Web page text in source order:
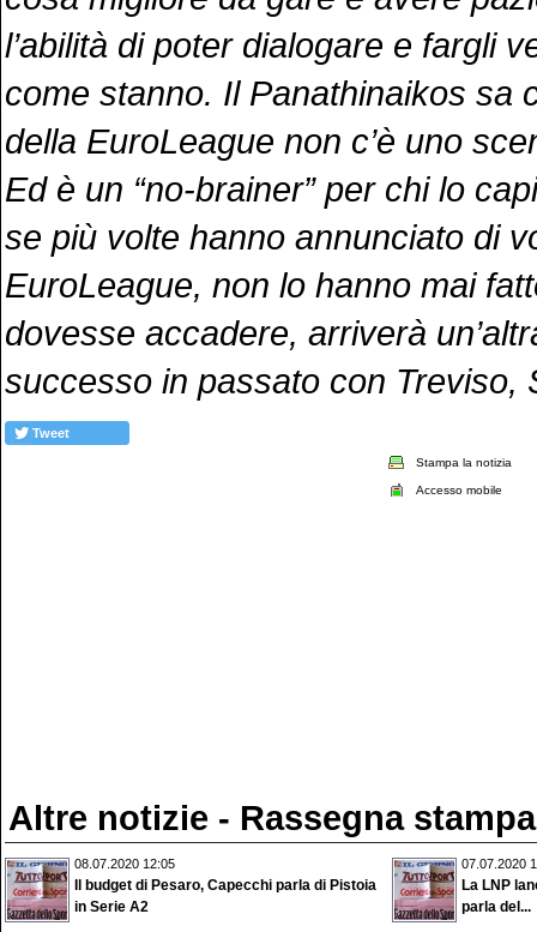
l’abilità di poter dialogare e fargli
come stanno. Il Panathinaikos sa
della EuroLeague non c’è uno
Ed è un “no-brainer” per chi lo
se più volte hanno annunciato di
EuroLeague, non lo hanno mai
dovesse accadere, arriverà
successo in passato con
Tweet
Stampa la notizia
Accesso mobile
Altre notizie - Rassegna stampa
08.07.2020 12:05
Il budget di Pesaro, Capecchi parla di Pistoia
in Serie A2
07.07.2020
La LNP
parla del...